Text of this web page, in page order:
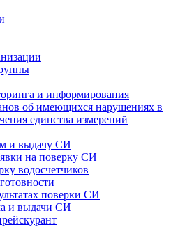
и информирования
об имеющихся нарушениях в
единства измерений
и выдачу СИ
на поверку СИ
водосчетчиков
поверки СИ
и выдачи СИ